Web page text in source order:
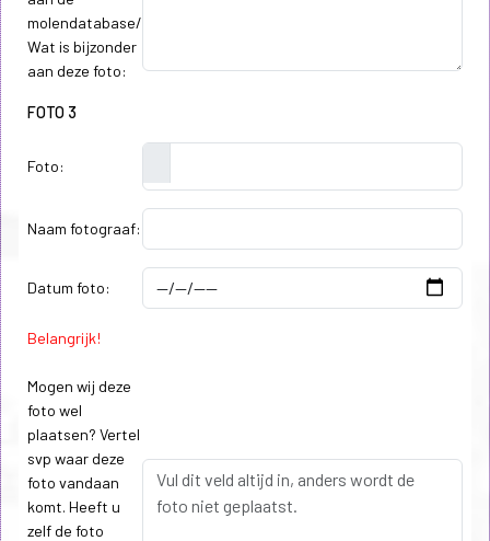
molendatabase/
Wat is bijzonder
aan deze foto:
FOTO 3
Foto:
Naam fotograaf:
Datum foto:
Belangrijk!
Mogen wij deze
foto wel
plaatsen? Vertel
svp waar deze
foto vandaan
komt. Heeft u
zelf de foto